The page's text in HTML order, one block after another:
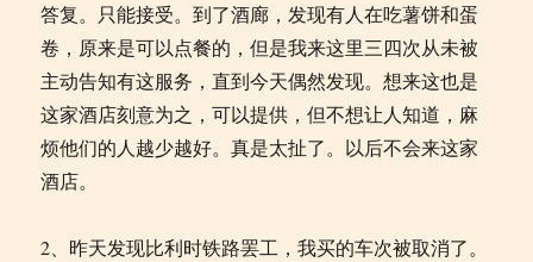
答复。只能接受。到了酒廊，发现有人在吃薯饼和蛋
卷，原来是可以点餐的，但是我来这里三四次从未被
主动告知有这服务，直到今天偶然发现。想来这也是
这家酒店刻意为之，可以提供，但不想让人知道，麻
烦他们的人越少越好。真是太扯了。以后不会来这家
酒店。
2、昨天发现比利时铁路罢工，我买的车次被取消了。